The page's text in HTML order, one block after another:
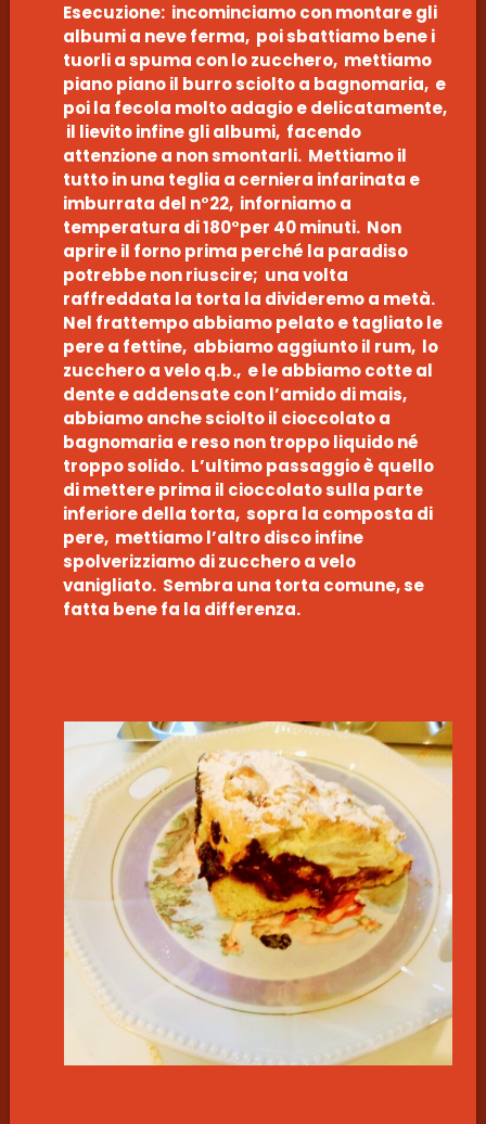
Esecuzione: incominciamo con montare gli
albumi a neve ferma, poi sbattiamo bene i
tuorli a spuma con lo zucchero, mettiamo
piano piano il burro sciolto a bagnomaria, e
poi la fecola molto adagio e delicatamente,
il lievito infine gli albumi, facendo
attenzione a non smontarli. Mettiamo il
tutto in una teglia a cerniera infarinata e
imburrata del n°22, inforniamo a
temperatura di 180°per 40 minuti. Non
aprire il forno prima perché la paradiso
potrebbe non riuscire; una volta
raffreddata la torta la divideremo a metà.
Nel frattempo abbiamo pelato e tagliato le
pere a fettine, abbiamo aggiunto il rum, lo
zucchero a velo q.b., e le abbiamo cotte al
dente e addensate con l’amido di mais,
abbiamo anche sciolto il cioccolato a
bagnomaria e reso non troppo liquido né
troppo solido. L’ultimo passaggio è quello
di mettere prima il cioccolato sulla parte
inferiore della torta, sopra la composta di
pere, mettiamo l’altro disco infine
spolverizziamo di zucchero a velo
vanigliato. Sembra una torta comune, se
fatta bene fa la differenza.